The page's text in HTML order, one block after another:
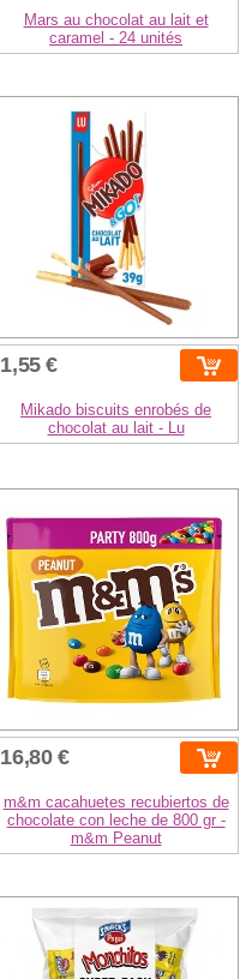
Mars au chocolat au lait et
caramel - 24 unités
1,55 €
Mikado biscuits enrobés de
chocolat au lait - Lu
16,80 €
m&m cacahuetes recubiertos de
chocolate con leche de 800 gr -
m&m Peanut